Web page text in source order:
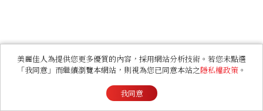
美麗佳人為提供您更多優質的內容，採用網站分析技術。若您未點選
「我同意」而繼續瀏覽本網站，則視為您已同意本站之隱私權政策 。
我同意